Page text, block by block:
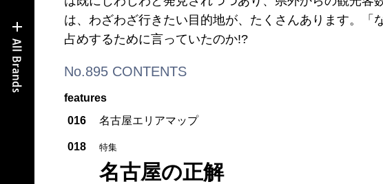
は、わざわざ行きたい目的地が、たくさんあります。「
占めするために言っていたのか!?
No.895 CONTENTS
features
016
名古屋エリアマップ
018 特集
名古屋の正解